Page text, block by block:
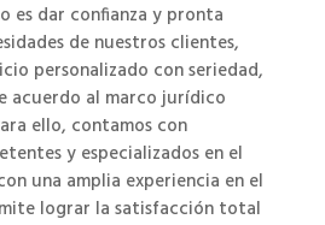
es dar confianza y pronta
de nuestros clientes,
personalizado con seriedad,
acuerdo al marco jurídico
ello, contamos con
y especializados en el
una amplia experiencia en el
lograr la satisfacción total